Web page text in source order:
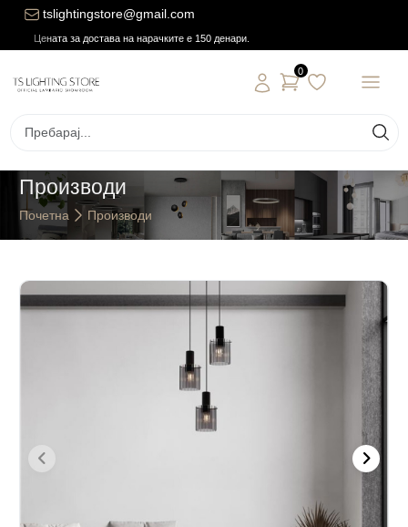
tslightingstore@gmail.com
Цената за достава на нарачките е 150 денари.
0
Производи
Почетна Производи